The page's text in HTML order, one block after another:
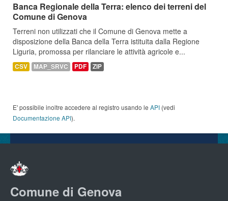
Banca Regionale della Terra: elenco dei terreni del
Comune di Genova
Terreni non utilizzati che il Comune di Genova mette a
disposizione della Banca della Terra istituita dalla Regione
Liguria, promossa per rilanciare le attività agricole e...
CSV MAP_SRVC PDF ZIP
E' possibile inoltre accedere al registro usando le API (vedi
Documentazione API).
Comune di Genova